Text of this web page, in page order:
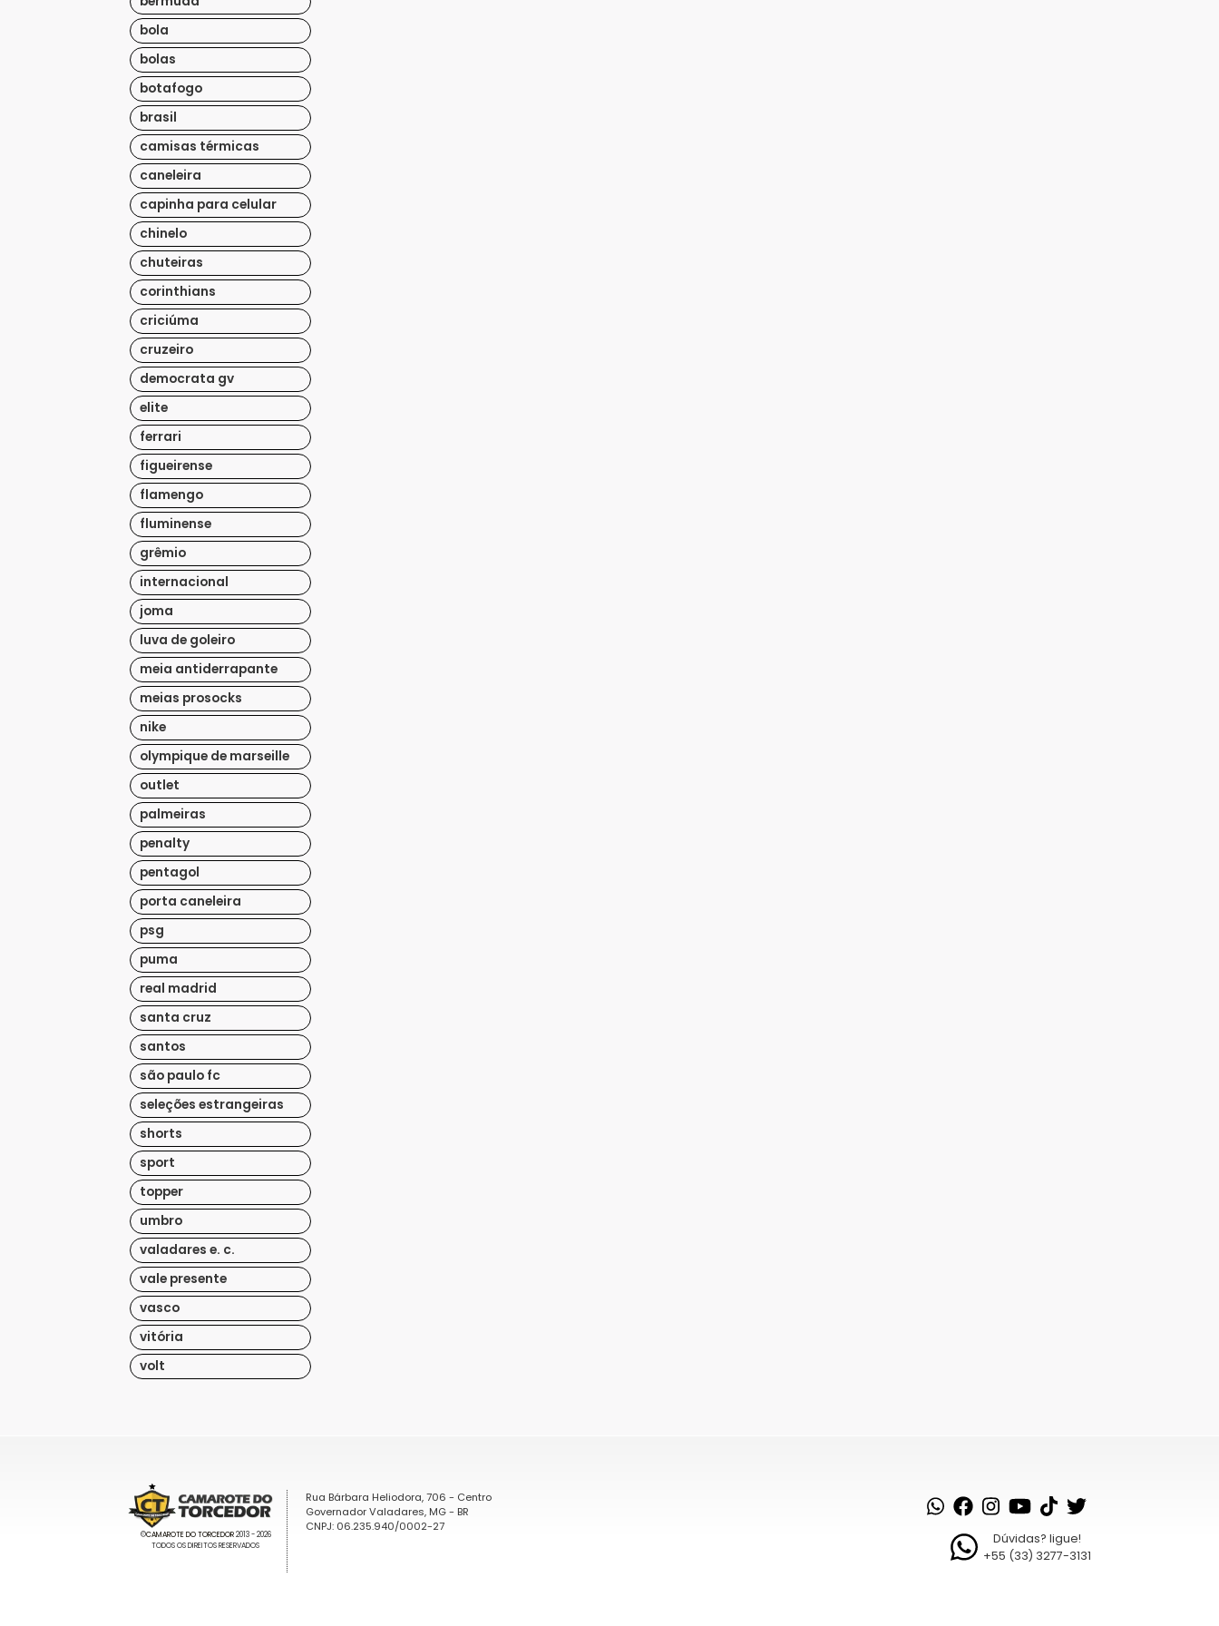
bola
bolas
botafogo
brasil
camisas térmicas
caneleira
capinha para celular
chinelo
chuteiras
corinthians
criciúma
cruzeiro
democrata gv
elite
ferrari
figueirense
flamengo
fluminense
grêmio
internacional
joma
luva de goleiro
meia antiderrapante
meias prosocks
nike
olympique de marseille
outlet
palmeiras
penalty
pentagol
porta caneleira
psg
puma
real madrid
santa cruz
santos
são paulo fc
seleções estrangeiras
shorts
sport
topper
umbro
valadares e. c.
vale presente
vasco
vitória
volt
Rua Bárbara Heliodora, 706 - Centro
Governador Valadares, MG - BR
CNPJ: 06.235.940/0002-27
Dúvidas? ligue!
+55 (33) 3277-3131
©CAMAROTE DO TORCEDOR2013 - 2026
TODOS OS DIREITOS RESERVADOS